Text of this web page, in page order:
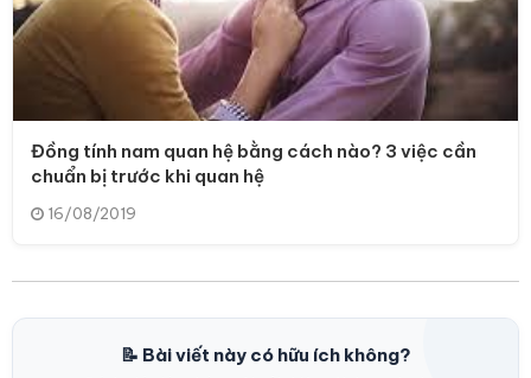
Đồng tính nam quan hệ bằng cách nào? 3 việc cần
chuẩn bị trước khi quan hệ
16/08/2019
📝 Bài viết này có hữu ích không?